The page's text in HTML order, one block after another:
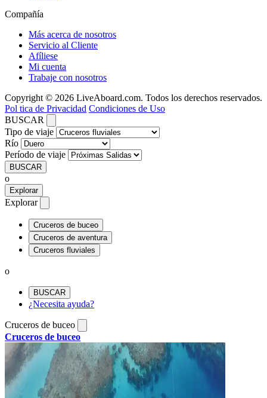
Compañía
Más acerca de nosotros
Servicio al Cliente
Afíliese
Mi cuenta
Trabaje con nosotros
Copyright © 2026 LiveAboard.com. Todos los derechos reservados.
Pol tica de Privacidad Condiciones de Uso
BUSCAR
Tipo de viaje
Río
Período de viaje
BUSCAR
o
Explorar
Explorar
Cruceros de buceo
Cruceros de aventura
Cruceros fluviales
o
BUSCAR
¿Necesita ayuda?
Cruceros de buceo
Cruceros de buceo